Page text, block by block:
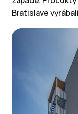
Bratislave